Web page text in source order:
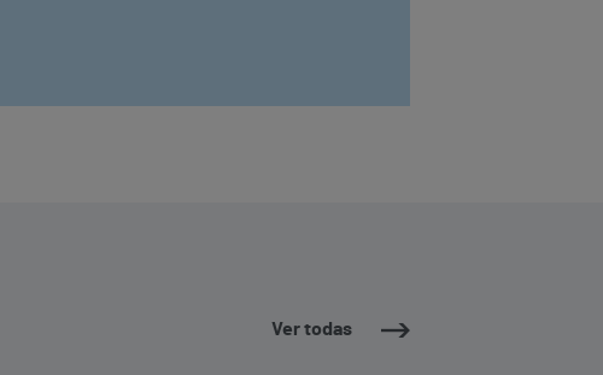
Ver todas